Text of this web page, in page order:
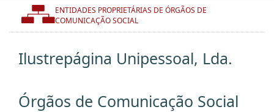
ENTIDADES PROPRIETÁRIAS DE ÓRGÃOS DE
COMUNICAÇÃO SOCIAL
Ilustrepágina Unipessoal, Lda.
Órgãos de Comunicação Social